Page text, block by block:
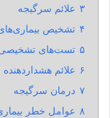
۳ علائم سرگیجه
۴ تشخیص
۵ تست‌های
۶ علائم
۷ درمان سرگیجه
۸ عوامل خطر